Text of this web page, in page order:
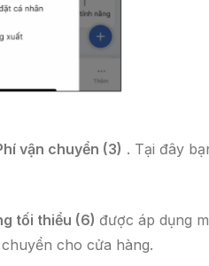
vận chuyển (3) . Tại đây
tối thiểu (6) được áp dụng
cho cửa hàng.